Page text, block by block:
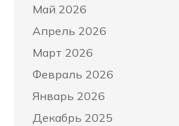
Май 2026
Апрель 2026
Март 2026
Февраль 2026
Январь 2026
Декабрь 2025